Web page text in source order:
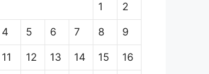
1 2
4 5 6 7 8 9
11 12 13 14 15 16